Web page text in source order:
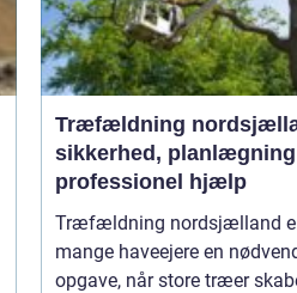
Træfældning
sikkerhed,
professionel hjælp
Træfældning nordsjælland
mange haveejere en
opgave, når store træer